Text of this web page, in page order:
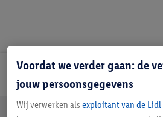
Jouw voordelen bij ons als Lidl
Voordat we verder gaan: de
jouw persoonsgegevens
Wij verwerken als exploitant van de Lidl